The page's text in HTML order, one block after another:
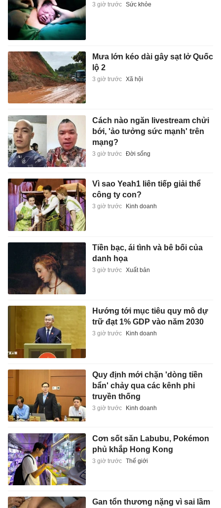
3 giờ trước Sức khỏe
Mưa lớn kéo dài gây sạt lở Quốc
lộ 2
3 giờ trước Xã hội
Cách nào ngăn livestream chửi
bới, 'ảo tưởng sức mạnh' trên
mạng?
3 giờ trước Đời sống
Vì sao Yeah1 liên tiếp giải thể
công ty con?
3 giờ trước Kinh doanh
Tiền bạc, ái tình và bê bối của
danh họa
3 giờ trước Xuất bản
Hướng tới mục tiêu quy mô dự
trữ đạt 1% GDP vào năm 2030
3 giờ trước Kinh doanh
Quy định mới chặn 'dòng tiền
bẩn' chảy qua các kênh phi
truyền thống
3 giờ trước Kinh doanh
Cơn sốt săn Labubu, Pokémon
phủ khắp Hong Kong
3 giờ trước Thế giới
Gan tổn thương nặng vì sai lầm